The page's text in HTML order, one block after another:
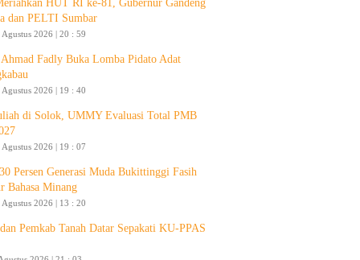
HUT RI ke-81, Gubernur Gandeng
dan PELTI Sumbar
2026 | 20 : 59
Ahmad Fadly Buka Lomba Pidato Adat
2026 | 19 : 40
di Solok, UMMY Evaluasi Total PMB
2026 | 19 : 07
Persen Generasi Muda Bukittinggi Fasih
Bahasa Minang
2026 | 13 : 20
Pemkab Tanah Datar Sepakati KU-PPAS